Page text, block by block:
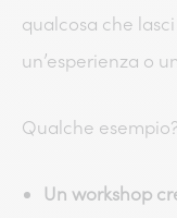
qualcosa che
un’esperienza o
Qualche esempio?
Un workshop